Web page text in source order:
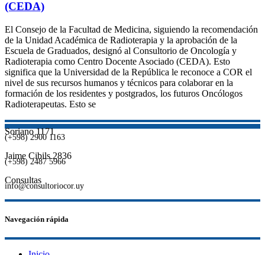
(CEDA)
El Consejo de la Facultad de Medicina, siguiendo la recomendación
de la Unidad Académica de Radioterapia y la aprobación de la
Escuela de Graduados, designó al Consultorio de Oncología y
Radioterapia como Centro Docente Asociado (CEDA). Esto
significa que la Universidad de la República le reconoce a COR el
nivel de sus recursos humanos y técnicos para colaborar en la
formación de los residentes y postgrados, los futuros Oncólogos
Radioterapeutas. Esto se
Soriano 1171
(+598) 2900 1163
Jaime Cibils 2836
(+598) 2487 5966
Consultas
info@consultoriocor.uy
Navegación rápida